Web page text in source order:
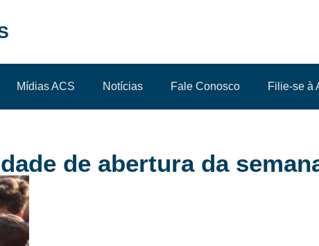
Mídias ACS Notícias Fale Conosco Filie-se à
de abertura da